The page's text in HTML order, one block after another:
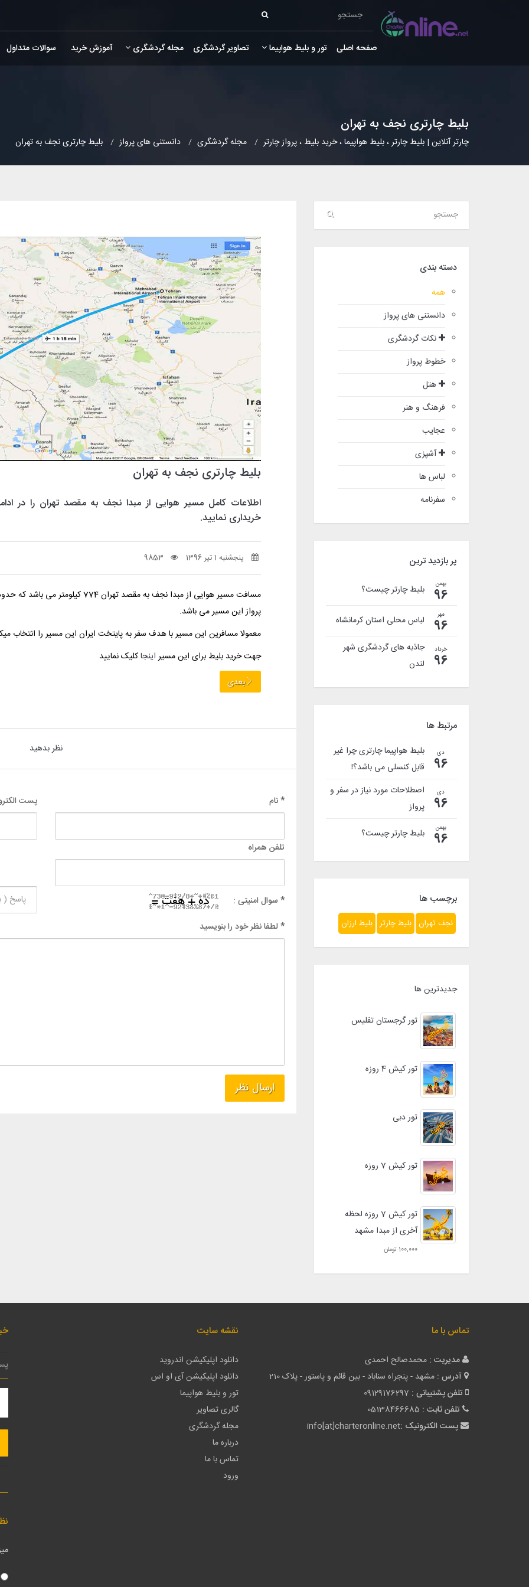
صفحه اصلی تور و بلیط هواپیما تصاویر گردشگری مجله گردشگری آموزش خرید سوالات متداول
بلیط چارتری نجف به تهران
چارتر آنلاین | بلیط چارتر ، بلیط هواپیما ، خرید بلیط ، پرواز چارتر مجله گردشگری دانستنی های پرواز بلیط چارتری نجف به تهران
دسته بندی
همه
دانستنی های پرواز
نکات گردشگری
خطوط پرواز
هتل
فرهنگ و هنر
عجایب
آشپزی
لباس ها
سفرنامه
پر بازدید ترین
بهمن
96 بلیط چارتر چیست؟
مهر
96 لباس محلی استان کرمانشاه
خرداد
96
جاذبه های گردشگری شهر
لندن
مرتبط ها
دی
96
بلیط هواپیما چارتری چرا غیر
قابل کنسلی می باشد؟!
دی
96
اصطلاحات مورد نیاز در سفر و
پرواز
بهمن
96 بلیط چارتر چیست؟
برچسب ها
نجف تهران بلیط چارتر بلیط ارزان
جدیدترین ها
تور گرجستان تفلیس
تور کیش 4 روزه
تور دبی
تور کیش 7 روزه
تور کیش 7 روزه لحظه
آخری از مبدا مشهد
100,000 تومان
بلیط چارتری نجف به تهران
اطلاعات کامل مسیر هوایی از مبدا نجف به مقصد تهران را در
خریداری نمایید.
پنجشنبه 1 تیر 1396 9853
مسافت مسیر هوایی از مبدا نجف به مقصد تهران 774 کیلومتر می باشد که حدود 1 ساعت و 15 دقیقه طبق محاسبه
پرواز این مسیر می باشد.
معمولا مسافرین این مسیر با هدف سفر به پایتخت ایران این مسیر را انتخاب
جهت خرید بلیط برای این مسیر اینجاکلیک نمایید
بعدی
نظر بدهید
* نام پست
تلفن همراه
* سوال امنیتی :
* لطفا نظر خود را بنویسید
تماس با ما
مدیریت : محمدصالح احمدی
آدرس : مشهد - پنجراه سناباد - بین قائم و پاستور - پلاک 210
تلفن پشتیبانی : 09129176297
تلفن ثابت : 05138466685
پست الکترونیک :info[at]charteronline.net
نقشه سایت
دانلود اپلیکیشن اندروید
دانلود اپلیکیشن آی او اس
تور و بلیط هواپیما
گالری تصاویر
مجله گردشگری
درباره ما
تماس با ما
ورود